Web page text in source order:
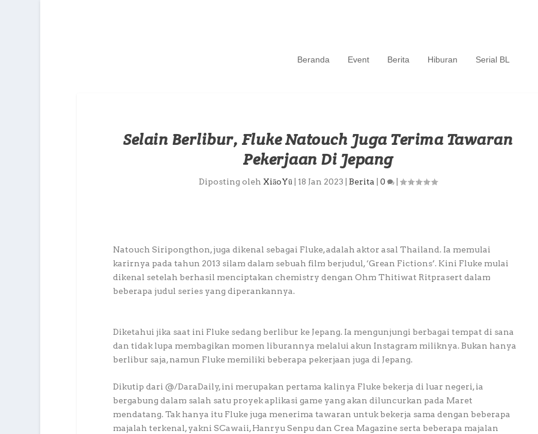
Beranda Event Berita Hiburan Serial BL
Selain Berlibur, Fluke Natouch Juga Terima Tawaran
Pekerjaan Di Jepang
Diposting oleh XiāoYū 18 Jan 2023 |Berita |0 |
Natouch Siripongthon, juga dikenal sebagai Fluke, adalah aktor asal Thailand. Ia memulai
karirnya pada tahun 2013 silam dalam sebuah film berjudul, ‘Grean Fictions’. Kini Fluke mulai
dikenal setelah berhasil menciptakan chemistry dengan Ohm Thitiwat Ritprasert dalam
beberapa judul series yang diperankannya.
Diketahui jika saat ini Fluke sedang berlibur ke Jepang. Ia mengunjungi berbagai tempat di sana
dan tidak lupa membagikan momen liburannya melalui akun Instagram miliknya. Bukan hanya
berlibur saja, namun Fluke memiliki beberapa pekerjaan juga di Jepang.
Dikutip dari @/DaraDaily, ini merupakan pertama kalinya Fluke bekerja di luar negeri, ia
bergabung dalam salah satu proyek aplikasi game yang akan diluncurkan pada Maret
mendatang. Tak hanya itu Fluke juga menerima tawaran untuk bekerja sama dengan beberapa
majalah terkenal, yakni SCawaii, Hanryu Senpu dan Crea Magazine serta beberapa majalan